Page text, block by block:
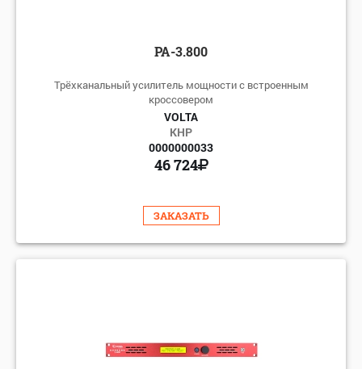
PA-3.800
Трёхканальный усилитель мощности с встроенным
кроссовером
VOLTA
КНР
0000000033
46 724
ЗАКАЗАТЬ